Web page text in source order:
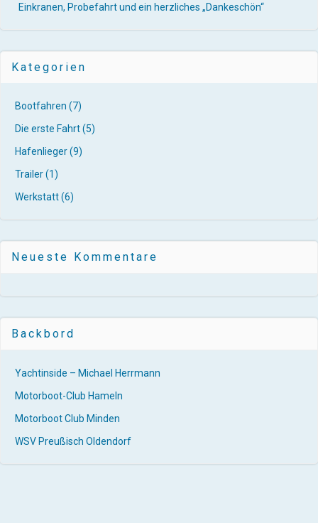
Einkranen, Probefahrt und ein herzliches „Dankeschön“
Kategorien
Bootfahren (7)
Die erste Fahrt(5)
Hafenlieger(9)
Trailer(1)
Werkstatt(6)
Neueste Kommentare
Backbord
Yachtinside – Michael Herrmann
Motorboot-Club Hameln
Motorboot Club Minden
WSV Preußisch Oldendorf